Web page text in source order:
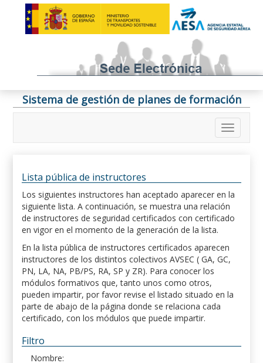
Sistema de gestión de planes de formación
Lista pública de instructores
Los siguientes instructores han aceptado aparecer en la
siguiente lista. A continuación, se muestra una relación
de instructores de seguridad certificados con certificado
en vigor en el momento de la generación de la lista.
En la lista pública de instructores certificados aparecen
instructores de los distintos colectivos AVSEC ( GA, GC,
PN, LA, NA, PB/PS, RA, SP y ZR). Para conocer los
módulos formativos que, tanto unos como otros,
pueden impartir, por favor revise el listado situado en la
parte de abajo de la página donde se relaciona cada
certificado, con los módulos que puede impartir.
Filtro
Nombre: